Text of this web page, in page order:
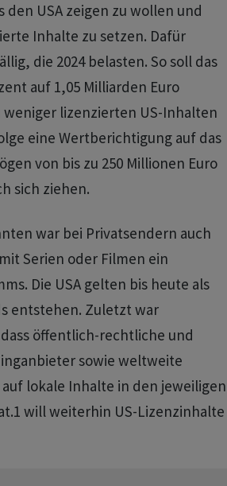
USA zeigen zu wollen und
Inhalte zu setzen. Dafür
die 2024 belasten. So soll das
auf 1,05 Milliarden Euro
weniger lizenzierten US-Inhalten
eine Wertberichtigung auf das
von bis zu 250 Millionen Euro
sich ziehen.
war bei Privatsendern auch
Serien oder Filmen ein
Die USA gelten bis heute als
entstehen. Zuletzt war
öffentlich-rechtliche und
sowie weltweite
lokale Inhalte in den jeweiligen
will weiterhin US-Lizenzinhalte